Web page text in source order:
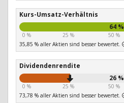
Kurs-Umsatz-Verhältnis
64 %
0 % 25 % 50 %
35,85 % aller Aktien sind besser bewertet.
Dividendenrendite
26 %
0 % 25 % 50 %
73,78 % aller Aktien sind besser bewertet.